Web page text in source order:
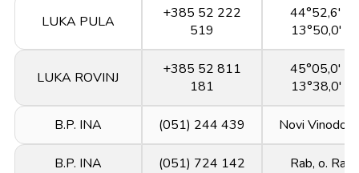
LUKA PULA
+385 52 222
519
44°52,6' N
13°50,0' E
LUKA ROVINJ
+385 52 811
181
45°05,0' N
13°38,0' E
B.P. INA (051) 244 439 Novi
B.P. INA (051) 724 142 Rab, o. Rab